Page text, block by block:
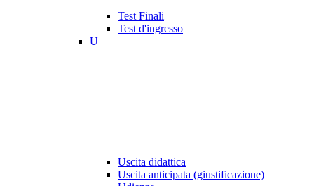
Test Finali
Test d'ingresso
U
Uscita didattica
Uscita anticipata (giustificazione)